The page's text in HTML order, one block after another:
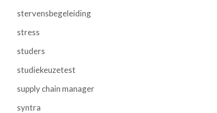
stervensbegeleiding
stress
studers
studiekeuzetest
supply chain manager
syntra